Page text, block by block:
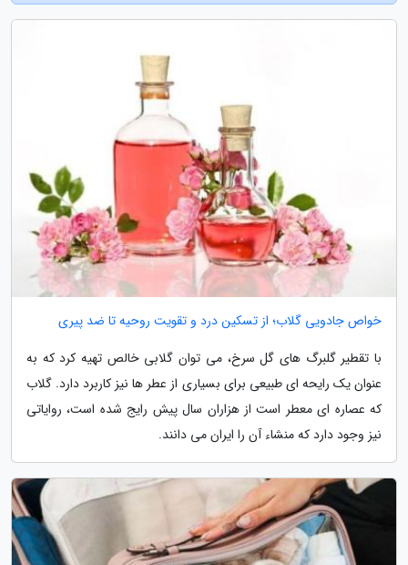
خواص جادویی گلاب؛ از تسکین درد و تقویت روحیه تا ضد پیری
با تقطیر گلبرگ های گل سرخ، می توان گلابی خالص تهیه کرد که به
عنوان یک رایحه ای طبیعی برای بسیاری از عطر ها نیز کاربرد دارد. گلاب
که عصاره ای معطر است از هزاران سال پیش رایج شده است، روایاتی
نیز وجود دارد که منشاء آن را ایران می دانند.